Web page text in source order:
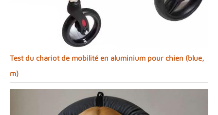
Test du chariot de mobilité en aluminium pour chien (blue,
m)